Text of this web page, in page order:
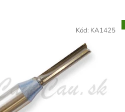
Kód: KA1425